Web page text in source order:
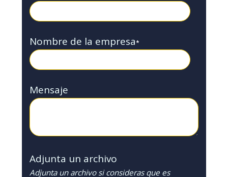
Nombre de la empresa*
Mensaje
Adjunta un archivo
Adjunta un archivo si consideras que es